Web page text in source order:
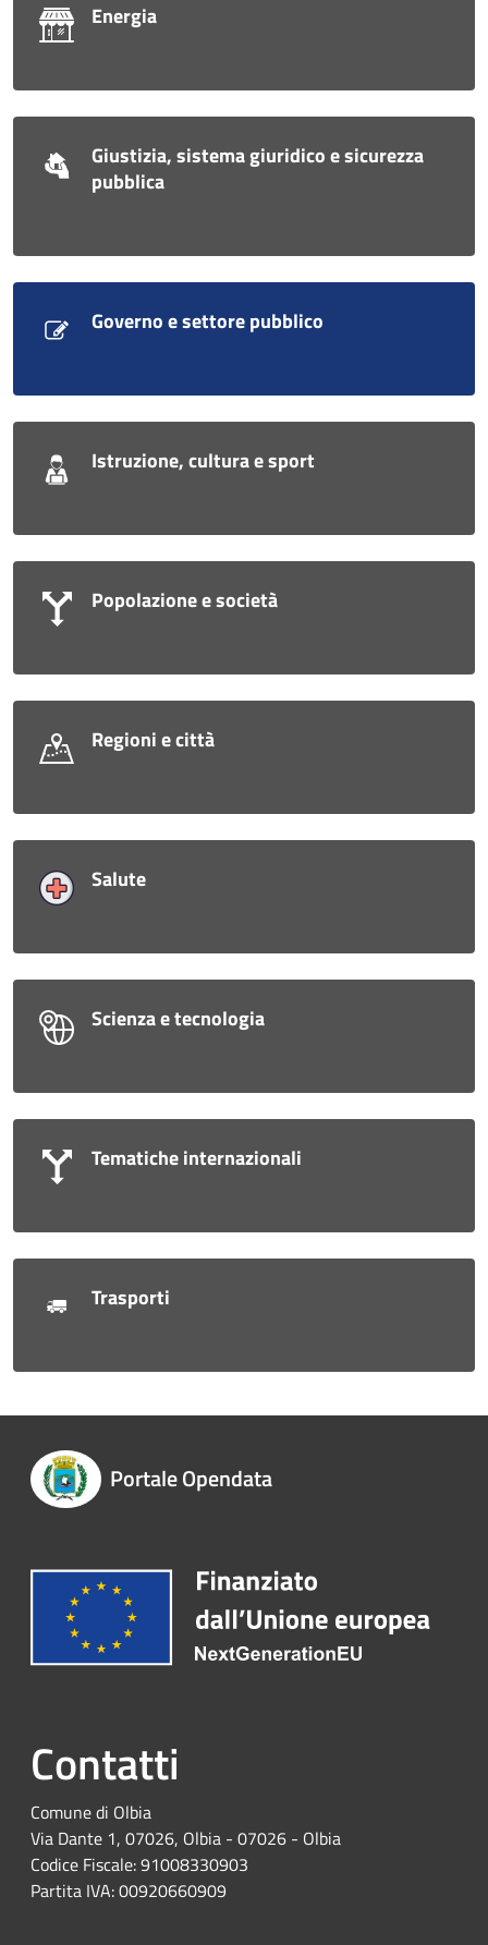
Energia
Giustizia, sistema giuridico e sicurezza
pubblica
Governo e settore pubblico
Istruzione, cultura e sport
Popolazione e società
Regioni e città
Salute
Scienza e tecnologia
Tematiche internazionali
Trasporti
Portale Opendata
Contatti
Comune di Olbia
Via Dante 1, 07026, Olbia - 07026 - Olbia
Codice Fiscale: 91008330903
Partita IVA: 00920660909